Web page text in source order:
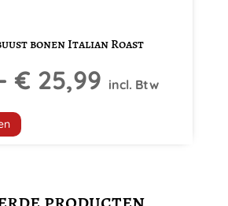
bonen Italian Roast
€ 25,99 incl. Btw